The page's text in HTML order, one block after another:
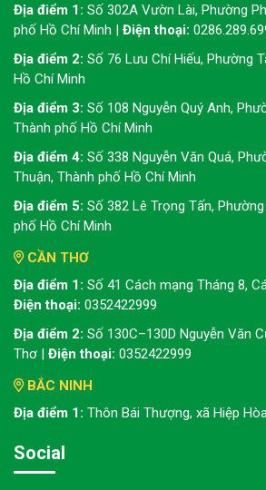
Địa điểm 1: Số 302A Vườn Lài, Phường
phố Hồ Chí Minh | Điện thoại:
Địa điểm 2: Số 76 Lưu Chí Hiếu, Phường
Hồ Chí Minh
Địa điểm 3: Số 108 Nguyễn Quý Anh,
Thành phố Hồ Chí Minh
Địa điểm 4: Số 338 Nguyễn Văn Quá,
Thuận, Thành phố Hồ Chí Minh
Địa điểm 5: Số 382 Lê Trọng Tấn,
phố Hồ Chí Minh
CẦN THƠ
Địa điểm 1: Số 41 Cách mạng Tháng 8,
Điện thoại: 0352422999
Địa điểm 2: Số 130C–130D Nguyễn Văn
Thơ | Điện thoại: 0352422999
BẮC NINH
Địa điểm 1: Thôn Bái Thượng, xã Hiệp
Social